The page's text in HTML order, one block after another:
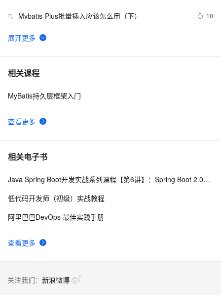
5 Mybatis-Plus批量插入应该怎么用（下） 10
6 [J2EE]MyBatis增删改查
7 MyBatis - (一) 基本数据操作命令和简单映射
8 【Mybatis】深入学习MyBatis：概述、主要特性以及配置
9 Mybatis Plus | 快速入门
10
相关课程
查看更多
MyBatis持久层框架入门
相关电子书
查看更多
Java Spring Boot开发实战系列课程【第6讲】：Spring Boot 2.0实战MyBatis与优化(Java面试题)
低代码开发师（初级）实战教程
阿里巴巴DevOps 最佳实践手册
关注我们： 新浪微博